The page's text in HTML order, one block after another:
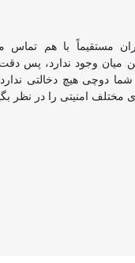
مستقیماً با هم تماس
میان وجود ندارد، پس دقت
دوچی هیچ دخالتی ندارد
مختلف امنیتی را در نظر